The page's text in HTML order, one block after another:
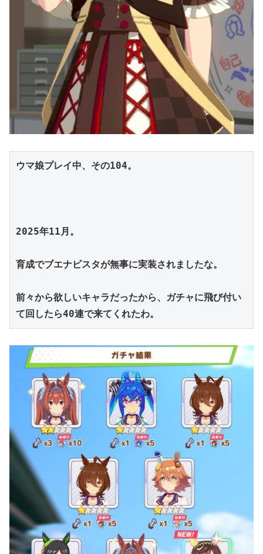
ウマ娘プレイ中、その104。
2025年11月。
育成でブエナビスタが無事に実装されましたな。
前々から欲しいキャラだったから、ガチャに飛び付い
て回したら40連で来てくれたわ。